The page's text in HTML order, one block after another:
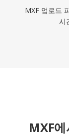
MXF 업로드
시
MXF